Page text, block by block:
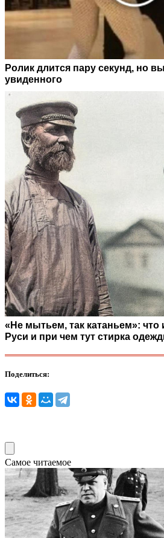
Ролик длится пару секунд, но
увиденного
«Не мытьем, так катаньем»: что
Руси и при чем тут стирка
Поделиться:
Самое читаемое